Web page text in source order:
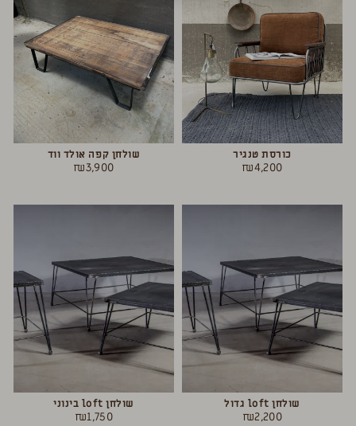
כורסת טנגיר
₪4,200
שולחן קפה אולד ווד
₪3,900
שולחן loft גדול
₪2,200
שולחן loft בינוני
₪1,750